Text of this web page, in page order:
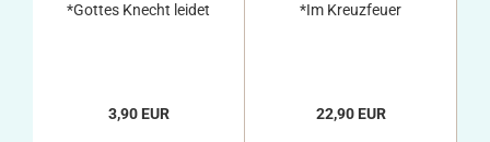
*Gottes Knecht leidet
3,90 EUR
*Im Kreuzfeuer
22,90 EUR